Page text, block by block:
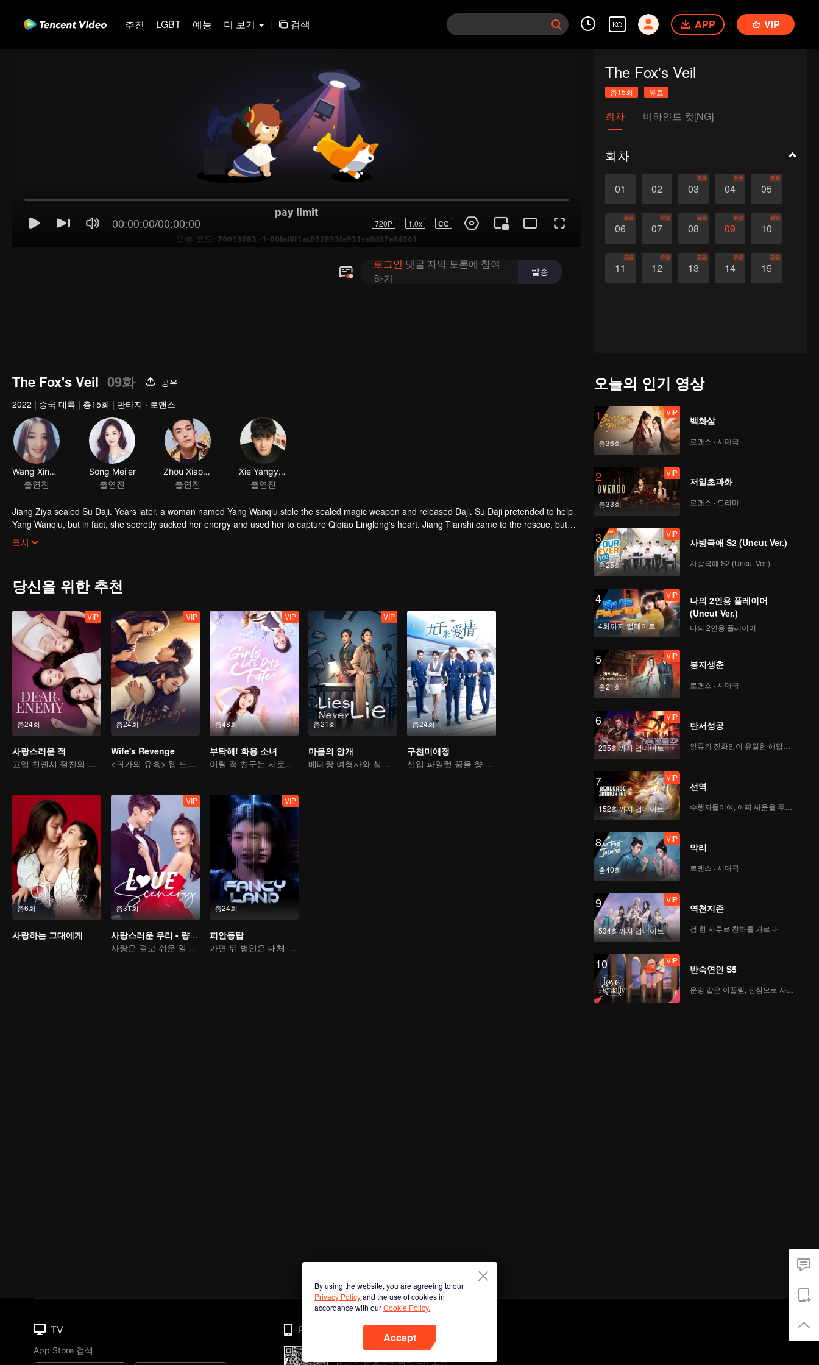
추천 LGBT 예능 더 보기 | 검색 KO APP VIP
pay limit
오류 코드: 70013083.-1-00bd8f1ac852893fa931ce8d07e84561
00:00:00/00:00:00 720P 1.0x CC
로그인 댓글 자막 토론에 참여
하기
발송
The Fox's Veil
총15회 유료
회차 비하인드 컷[NG]
회차
01 02 03
유료
04
유료
05
유료
06
유료
07
유료
08
유료
09
유료
10
유료
11
유료
12
유료
13
유료
14
유료
15
유료
The Fox's Veil 09화
공유
2022 | 중국 대륙 | 총15회 | 판타지 · 로맨스
Wang Xinyan
출연진
Song Mei'er
출연진
Zhou Xiaowei
출연진
Xie Yangyanmu
출연진
Jiang Ziya sealed Su Daji. Years later, a woman named Yang Wanqiu stole the sealed magic weapon and released Daji. Su Daji pretended to help
Yang Wanqiu, but in fact, she secretly sucked her energy and used her to capture Qiqiao Linglong's heart. Jiang Tianshi came to the rescue, but
was injured by Su Daji. At the critical moment, Yang Wanqiu awakened her soul and made a choice...
표시
당신을 위한 추천
총24회
VIP
사랑스러운 적
고엽 천옌시 절친의 복수
총24회
VIP
Wife's Revenge
<귀가의 유혹> 웹 드라마 판
총48회
VIP
부탁해! 화용 소녀
어릴 적 친구는 서로의 컬렉터
총21회
VIP
마음의 안개
베테랑 여형사와 심리학자 환상의 컬래버
총24회
구천미애정
신입 파일럿 꿈을 향한 여행
총6회
사랑하는 그대에게
총31회
VIP
사랑스러운 우리 - 량신미경호시광
사랑은 결코 쉬운 일 아니야
총24회
VIP
피안등탑
가면 뒤 범인은 대체 누구인가?
오늘의 인기 영상
1
총36회
VIP
백화살
로맨스 · 시대극
2
총33회
VIP
저일초과화
로맨스 · 드라마
3
총25회
VIP
사방극애 S2 (Uncut Ver.)
사방극애 S2 (Uncut Ver.)
4
4회까지 업데이트
VIP
나의 2인용 플레이어
(Uncut Ver.)
나의 2인용 플레이어
5
총21회
VIP
봉지생춘
로맨스 · 시대극
6
235회까지 업데이트
VIP
탄서성공
인류의 진화만이 유일한 해답이다
7
152회까지 업데이트
VIP
선역
8
총40회
VIP
막리
로맨스 · 시대극
9
534회까지 업데이트
VIP
역천지존
검 한 자루로 천하를 가르다
10 VIP
반숙연인 S5
운명 같은 이끌림, 진심으로 사랑하다
By using the website, you are agreeing to our
Privacy Policyand the use of cookies in
accordance with ourCookie Policy.
Accept
TV
App Store 검색
Phone
앱을 다운로드하려면 QR 코드